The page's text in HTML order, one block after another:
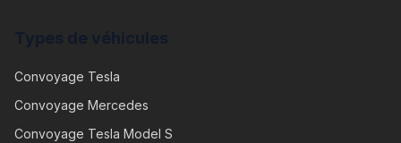
Convoyage Tesla
Convoyage Mercedes
Convoyage Tesla Model S